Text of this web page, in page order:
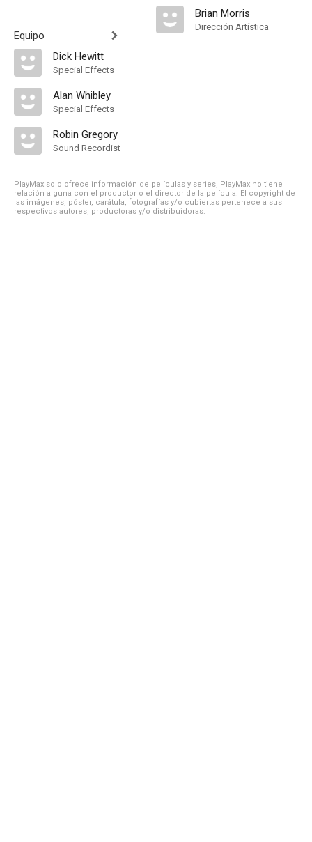
Equipo
Dick Hewitt
Special Effects
Alan Whibley
Special Effects
Robin Gregory
Sound Recordist
Brian Morris
Dirección Artística
PlayMax solo ofrece información de películas y series, PlayMax no tiene
relación alguna con el productor o el director de la película. El copyright de
las imágenes, póster, carátula, fotografías y/o cubiertas pertenece a sus
respectivos autores, productoras y/o distribuidoras.